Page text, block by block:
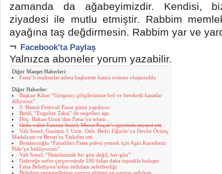
zamanda da ağabeyimizdir. Kendisi,
ziyadesi ile mutlu etmiştir. Rabbim
ayağına taş değdirmesin. Rabbim yar ve
¬ Facebook'ta Paylaş
Yalnızca aboneler yorum yazabilir.
Diğer Manşet Haberleri:
Fatsa’lı muhtarlar adına başkentte hatıra ormanı oluşturuldu
Diğer Haberler:
Başkan Kibar “Girişimci çiftçilerimize bol ve bereketli hasatlar
diliyoruz”
3. Hamsi Festivali Pazar günü yapılıyor
Betül, “Engelsiz Taksi” ile engelleri aştı
Doç. Hakan Uzun’dan Fatsa’ya selam...
Ordu valisi Tuncay Sonel, Murat Kaçak’ı işyerinde ziyaret etti
Vali Sonel, Gazimiz J. Uzm. Onb. Bedri Uğurlu’ya Devlet Övünç
Madalyası ve Beratı’nı Ttakdim etti
Bostancıoğlu “Fatsalıları Fatsa pidesi yemek için Aşırı Karadeniz
Pide’ye bekliyorum”
Vali Sonel, “Hatırlanmak bir gün değil, her gün”
Geleceğe nefes çerçevesinde 100 fidan daha toprakla buluştu
Fatsa Belediyesi’nden istihdam seferberliği
Belediye personellerine yangın eğitimi ve yangın tatbikatı